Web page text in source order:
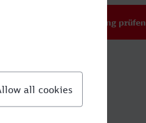
Verbindung prüfen